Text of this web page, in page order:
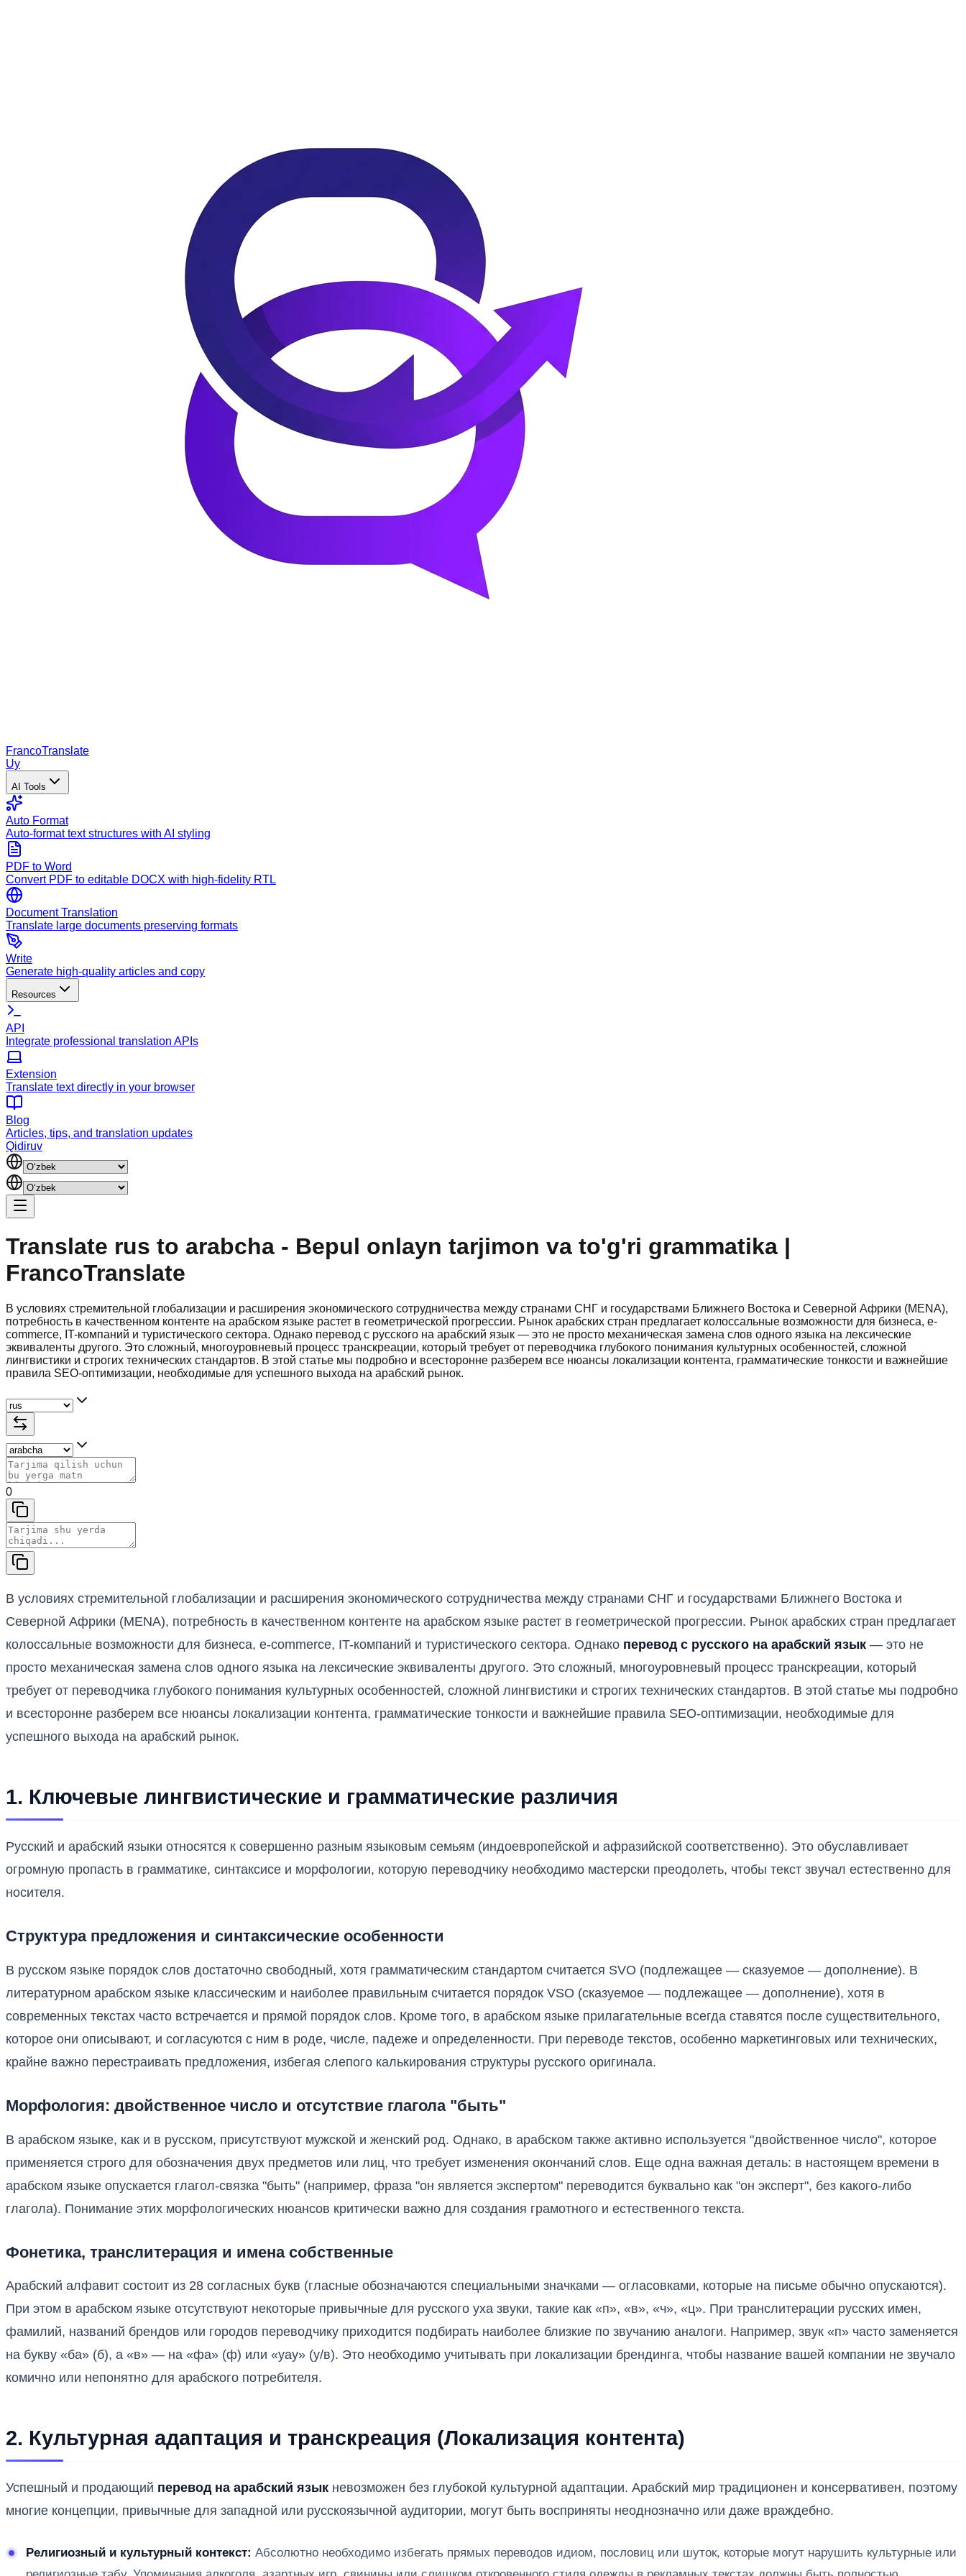
FrancoTranslate
Uy
AI Tools
Auto Format
Auto-format text structures with AI styling
PDF to Word
Convert PDF to editable DOCX with high-fidelity RTL
Document Translation
Translate large documents preserving formats
Write
Generate high-quality articles and copy
Resources
API
Integrate professional translation APIs
Extension
Translate text directly in your browser
Blog
Articles, tips, and translation updates
Qidiruv
Translate rus to arabcha - Bepul onlayn tarjimon va to'g'ri grammatika |
FrancoTranslate
В условиях стремительной глобализации и расширения экономического сотрудничества между странами СНГ и государствами Ближнего Востока и Северной Африки (MENA),
потребность в качественном контенте на арабском языке растет в геометрической прогрессии. Рынок арабских стран предлагает колоссальные возможности для бизнеса, e-
commerce, IT-компаний и туристического сектора. Однако перевод с русского на арабский язык — это не просто механическая замена слов одного языка на лексические
эквиваленты другого. Это сложный, многоуровневый процесс транскреации, который требует от переводчика глубокого понимания культурных особенностей, сложной
лингвистики и строгих технических стандартов. В этой статье мы подробно и всесторонне разберем все нюансы локализации контента, грамматические тонкости и важнейшие
правила SEO-оптимизации, необходимые для успешного выхода на арабский рынок.
0
В условиях стремительной глобализации и расширения экономического сотрудничества между странами СНГ и государствами Ближнего Востока и
Северной Африки (MENA), потребность в качественном контенте на арабском языке растет в геометрической прогрессии. Рынок арабских стран предлагает
колоссальные возможности для бизнеса, e-commerce, IT-компаний и туристического сектора. Однако перевод с русского на арабский язык — это не
просто механическая замена слов одного языка на лексические эквиваленты другого. Это сложный, многоуровневый процесс транскреации, который
требует от переводчика глубокого понимания культурных особенностей, сложной лингвистики и строгих технических стандартов. В этой статье мы подробно
и всесторонне разберем все нюансы локализации контента, грамматические тонкости и важнейшие правила SEO-оптимизации, необходимые для
успешного выхода на арабский рынок.
1. Ключевые лингвистические и грамматические различия
Русский и арабский языки относятся к совершенно разным языковым семьям (индоевропейской и афразийской соответственно). Это обуславливает
огромную пропасть в грамматике, синтаксисе и морфологии, которую переводчику необходимо мастерски преодолеть, чтобы текст звучал естественно для
носителя.
Структура предложения и синтаксические особенности
В русском языке порядок слов достаточно свободный, хотя грамматическим стандартом считается SVO (подлежащее — сказуемое — дополнение). В
литературном арабском языке классическим и наиболее правильным считается порядок VSO (сказуемое — подлежащее — дополнение), хотя в
современных текстах часто встречается и прямой порядок слов. Кроме того, в арабском языке прилагательные всегда ставятся после существительного,
которое они описывают, и согласуются с ним в роде, числе, падеже и определенности. При переводе текстов, особенно маркетинговых или технических,
крайне важно перестраивать предложения, избегая слепого калькирования структуры русского оригинала.
Морфология: двойственное число и отсутствие глагола "быть"
В арабском языке, как и в русском, присутствуют мужской и женский род. Однако, в арабском также активно используется "двойственное число", которое
применяется строго для обозначения двух предметов или лиц, что требует изменения окончаний слов. Еще одна важная деталь: в настоящем времени в
арабском языке опускается глагол-связка "быть" (например, фраза "он является экспертом" переводится буквально как "он эксперт", без какого-либо
глагола). Понимание этих морфологических нюансов критически важно для создания грамотного и естественного текста.
Фонетика, транслитерация и имена собственные
Арабский алфавит состоит из 28 согласных букв (гласные обозначаются специальными значками — огласовками, которые на письме обычно опускаются).
При этом в арабском языке отсутствуют некоторые привычные для русского уха звуки, такие как «п», «в», «ч», «ц». При транслитерации русских имен,
фамилий, названий брендов или городов переводчику приходится подбирать наиболее близкие по звучанию аналоги. Например, звук «п» часто заменяется
на букву «ба» (б), а «в» — на «фа» (ф) или «уау» (у/в). Это необходимо учитывать при локализации брендинга, чтобы название вашей компании не звучало
комично или непонятно для арабского потребителя.
2. Культурная адаптация и транскреация (Локализация контента)
Успешный и продающий перевод на арабский язык невозможен без глубокой культурной адаптации. Арабский мир традиционен и консервативен, поэтому
многие концепции, привычные для западной или русскоязычной аудитории, могут быть восприняты неоднозначно или даже враждебно.
Религиозный и культурный контекст: Абсолютно необходимо избегать прямых переводов идиом, пословиц или шуток, которые могут нарушить культурные или